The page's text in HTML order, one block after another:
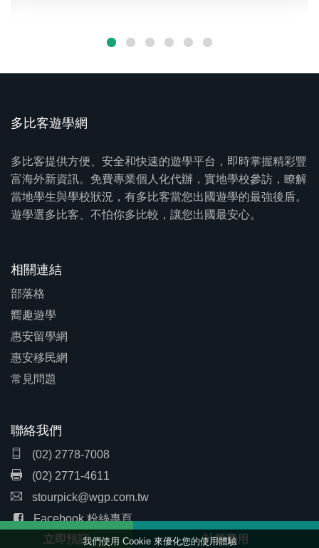
我們使用 Cookie 來優化您的使用體驗
立即預訂 計算費用
多比客遊學網
多比客提供方便、安全和快速的遊學平台，即時掌握精彩豐
富海外新資訊。免費專業個人化代辦，實地學校參訪，瞭解
當地學生與學校狀況，有多比客當您出國遊學的最強後盾。
遊學選多比客、不怕你多比較，讓您出國最安心。
相關連結
部落格
嚮趣遊學
惠安留學網
惠安移民網
常見問題
聯絡我們
(02) 2778-7008
(02) 2771-4611
stourpick@wgp.com.tw
Facebook 粉絲專頁